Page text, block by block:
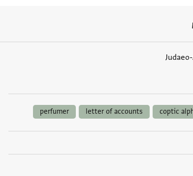
coptic
letter of accounts
perfumer